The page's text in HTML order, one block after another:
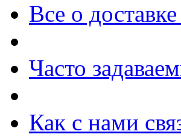
Все о
Часто
Как с нами